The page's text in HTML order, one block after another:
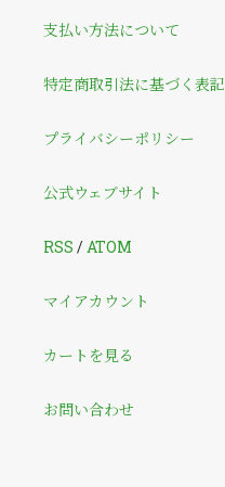
支払い方法について
特定商取引法に基づく表記
プライバシーポリシー
公式ウェブサイト
RSS / ATOM
マイアカウント
カートを見る
お問い合わせ